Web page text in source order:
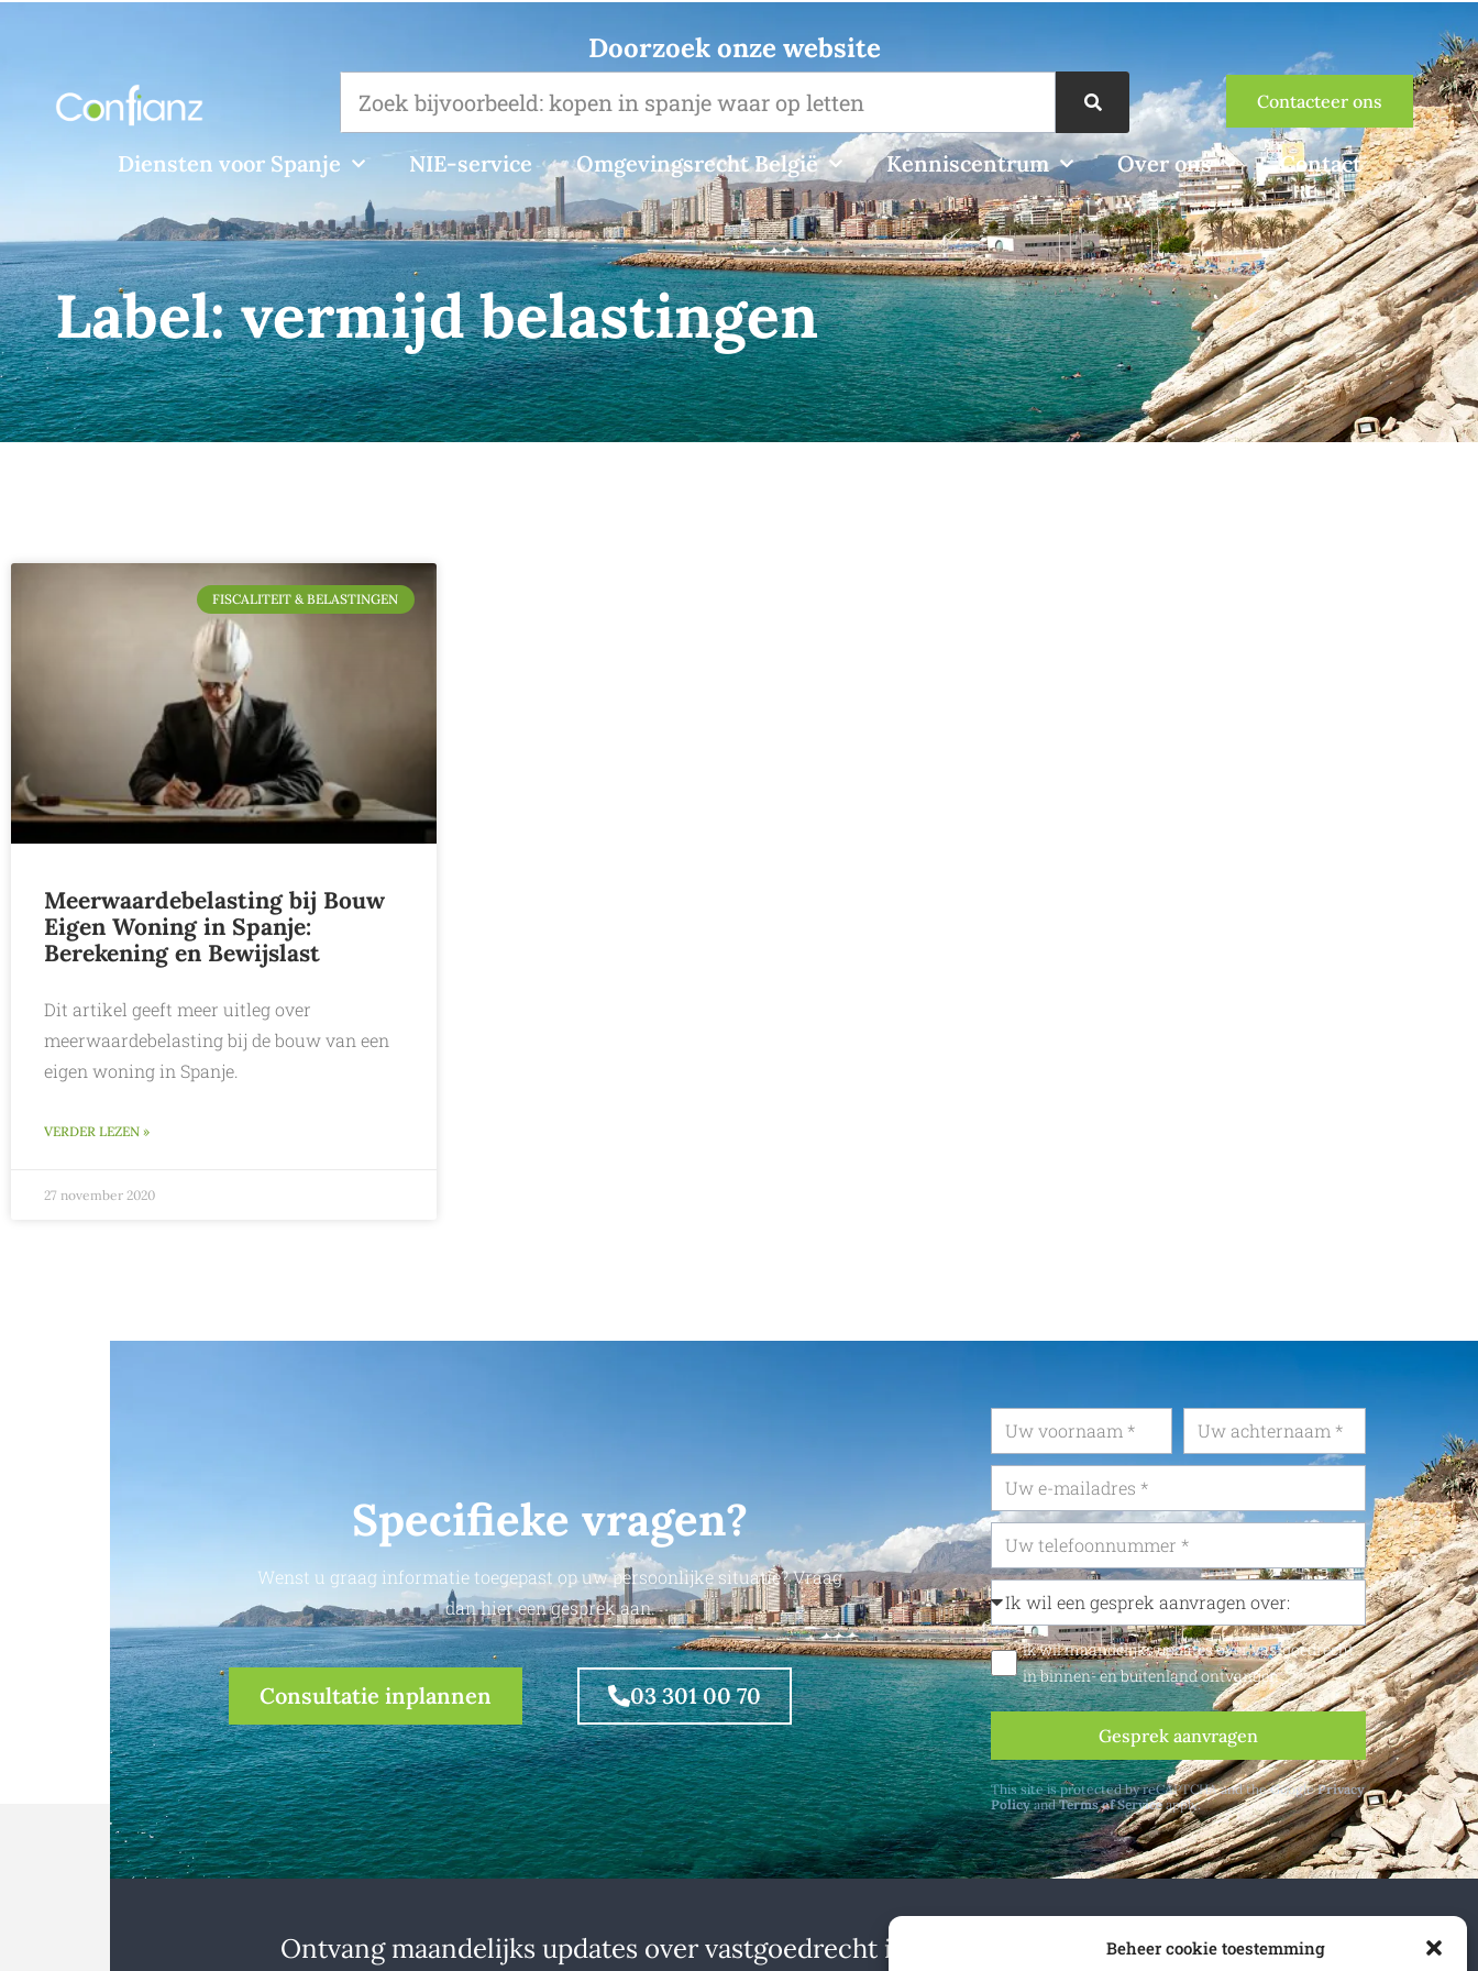
Beheer cookie toestemming
Doorzoek onze website
Contacteer ons
Diensten voor Spanje NIE-service Omgevingsrecht België Kenniscentrum Over ons Contact
Label:vermijd belastingen
FISCALITEIT & BELASTINGEN
Meerwaardebelasting bij Bouw
Eigen Woning in Spanje:
Berekening en Bewijslast
Dit artikel geeft meer uitleg over
meerwaardebelasting bij de bouw van een
eigen woning in Spanje.
VERDER LEZEN »
27 november 2020
Specifieke vragen?
Wenst u graag informatie toegepast op uw persoonlijke situatie? Vraag
dan hier een gesprek aan.
Consultatie inplannen 03 301 00 70
Ik wil maandelijks updates over vastgoedrecht
in binnen- en buitenland ontvangen
Gesprek aanvragen
This site is protected by reCAPTCHA and the GooglePrivacy
PolicyandTerms of Serviceapply.
Ontvang maandelijks updates over vastgoedrecht in binnen- en buitenland.